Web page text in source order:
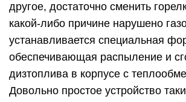
другое, достаточно сменить
какой-либо причине нарушено
устанавливается специальная
обеспечивающая распыление и
дизтоплива в корпусе с
Довольно простое устройство